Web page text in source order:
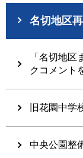
名切地区
「名切地
クコメント
旧花園中学
中央公園整